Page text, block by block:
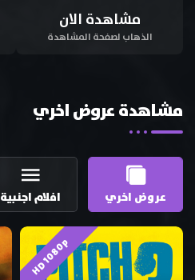
مشاهدة الان
الذهاب لصفحة المشاهدة
مشاهدة عروض اخري
عروض اخري افلام اجنبية
HD 1080p